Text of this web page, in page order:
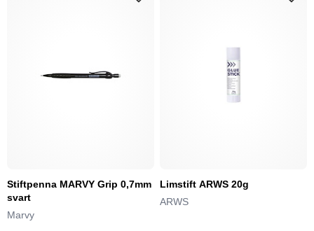
Stiftpenna MARVY Grip 0,7mm
svart
Marvy
Limstift ARWS 20g
ARWS